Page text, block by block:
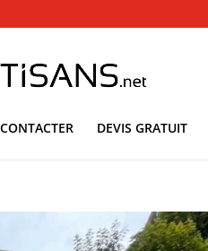
DEVIS GRATUIT